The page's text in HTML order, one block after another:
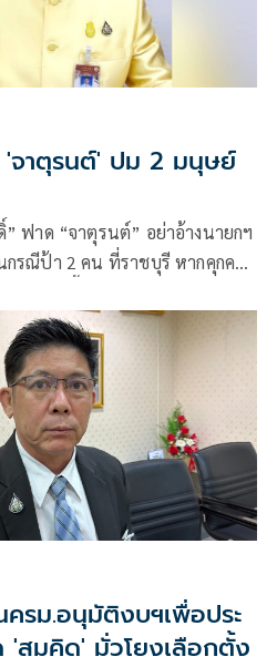
จาตุรนต์' ปม 2 มนุษย์
าตุรนต์” อย่าอ้างนายกฯ
รณีป้า 2 คน ที่ราชบุรี หากคุกคาม
ค้าน ควรให้ความเป็นธรรมกับนา
จด้วยทำตามกฎหมาย
รม.อนุมัติงบฯเพื่อประ
'สมคิด' มั่วโยงเลือกตั้ง